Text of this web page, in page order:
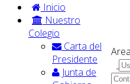
Inicio
Nuestro
Colegio
Carta del
Presidente
Junta de